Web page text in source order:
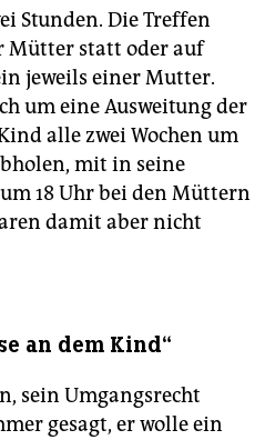
Stunden. Die Treffen
Mütter statt oder auf
jeweils einer Mutter.
um eine Ausweitung der
alle zwei Wochen um
mit in seine
18 Uhr bei den Müttern
damit aber nicht
an dem Kind“
sein Umgangsrecht
gesagt, er wolle ein